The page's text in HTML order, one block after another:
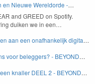
en Nieuwe Wereldorde -
and GREED on Spo­ti­fy.
duiken we in een…
aan een onafhankelijk digitaal
voor beleggers? - BEYOND
knaller DEEL 2 - BEYOND